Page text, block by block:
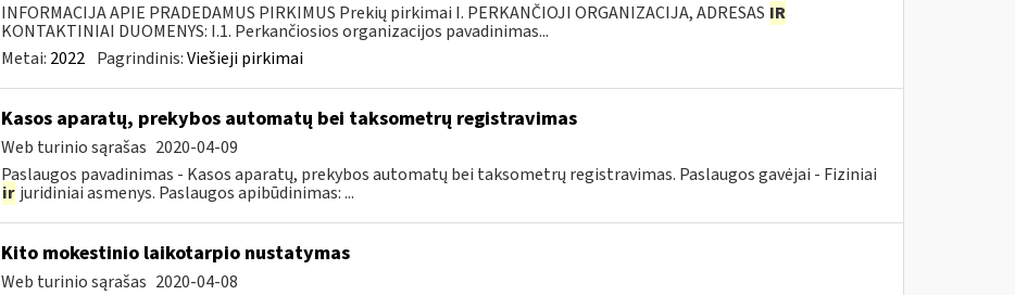
INFORMACIJA APIE PRADEDAMUS PIRKIMUS Prekių pirkimai I. PERKANČIOJI ORGANIZACIJA, ADRESAS IR
KONTAKTINIAI DUOMENYS: I.1. Perkančiosios organizacijos pavadinimas...
Metai: 2022 Pagrindinis:Viešieji pirkimai
Kasos aparatų, prekybos automatų bei taksometrų registravimas
Web turinio sąrašas 2020-04-09
Paslaugos pavadinimas - Kasos aparatų, prekybos automatų bei taksometrų registravimas. Paslaugos gavėjai - Fiziniai
ir juridiniai asmenys. Paslaugos apibūdinimas: ...
Kito mokestinio laikotarpio nustatymas
Web turinio sąrašas 2020-04-08